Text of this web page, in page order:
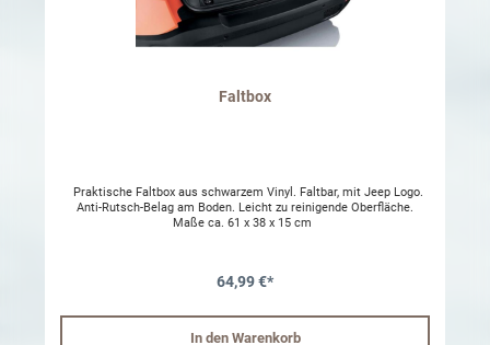
Faltbox
Praktische Faltbox aus schwarzem Vinyl. Faltbar, mit Jeep Logo.
Anti-Rutsch-Belag am Boden. Leicht zu reinigende Oberfläche.
Maße ca. 61 x 38 x 15 cm
64,99 €*
In den Warenkorb